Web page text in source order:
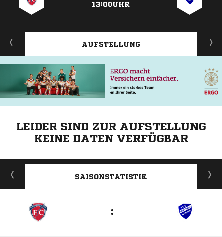
13:00UHR
AUFSTELLUNG
LEIDER SIND ZUR AUFSTELLUNG
KEINE DATEN VERFÜGBAR
ANZEIGE
SAISONSTATISTIK
: